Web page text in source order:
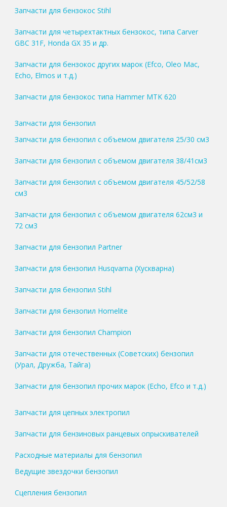
Запчасти для бензокос Stihl
Запчасти для четырехтактных бензокос, типа Carver
GBC 31F, Honda GX 35 и др.
Запчасти для бензокос других марок (Efco, Oleo Mac,
Echo, Elmos и т.д.)
Запчасти для бензокос типа Hammer MTK 620
Запчасти для бензопил
Запчасти для бензопил с объемом двигателя 25/30 см3
Запчасти для бензопил с объемом двигателя 38/41см3
Запчасти для бензопил с объемом двигателя 45/52/58
см3
Запчасти для бензопил с объемом двигателя 62см3 и
72 см3
Запчасти для бензопил Partner
Запчасти для бензопил Husqvarna (Хускварна)
Запчасти для бензопил Stihl
Запчасти для бензопил Homelite
Запчасти для бензопил Champion
Запчасти для отечественных (Советских) бензопил
(Урал, Дружба, Тайга)
Запчасти для бензопил прочих марок (Echo, Efco и т.д.)
Запчасти для цепных электропил
Запчасти для бензиновых ранцевых опрыскивателей
Расходные материалы для бензопил
Ведущие звездочки бензопил
Сцепления бензопил